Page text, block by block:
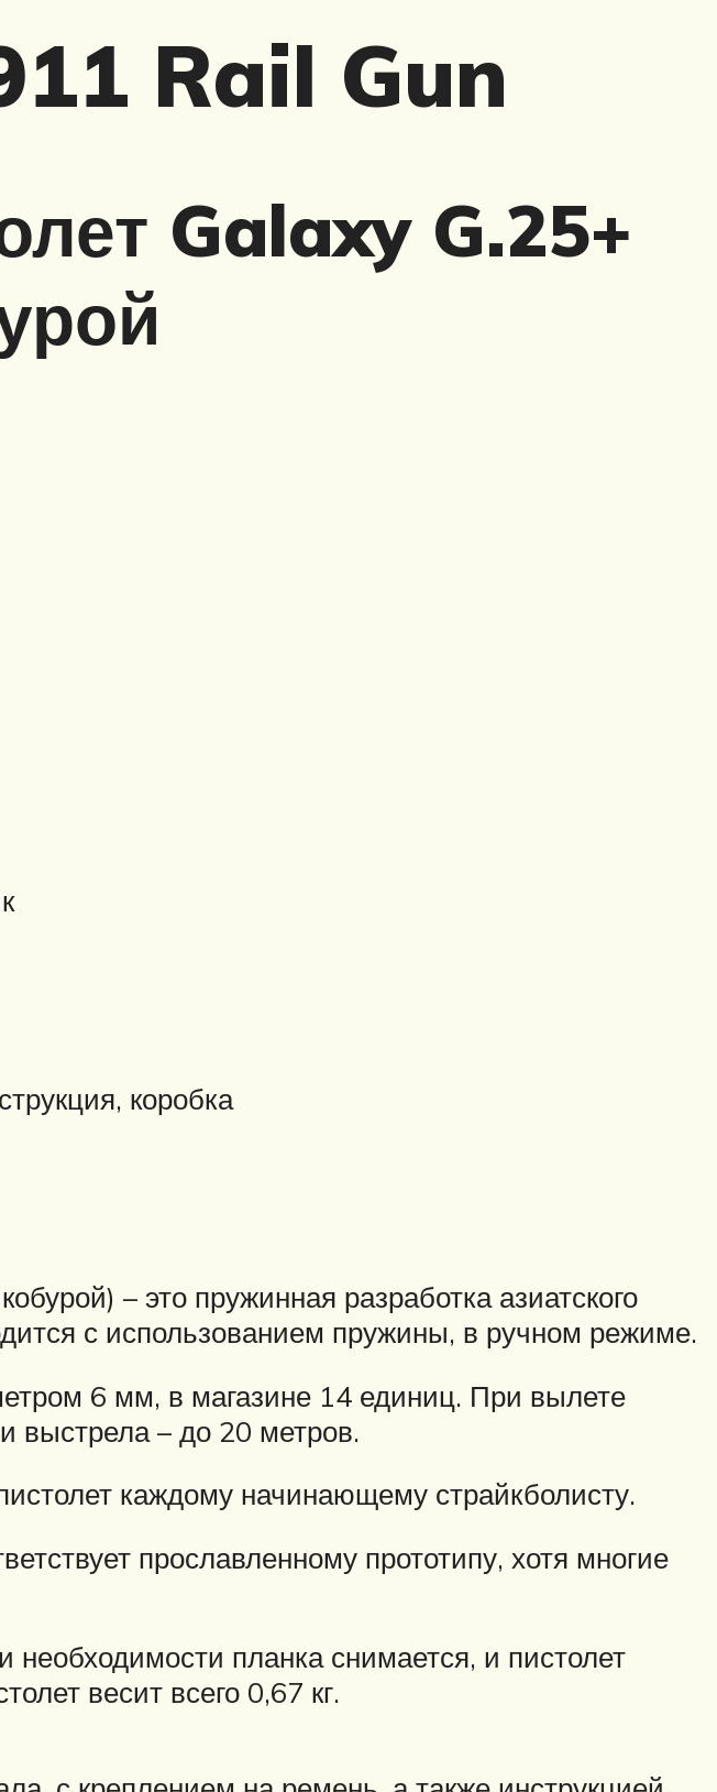
Rail Gun
Galaxy G.25+
коробка
– это пружинная разработка азиатского
с использованием пружины, в ручном режиме.
6 мм, в магазине 14 единиц. При вылете
выстрела – до 20 метров.
каждому начинающему страйкболисту.
прославленному прототипу, хотя многие
планка снимается, и пистолет
весит всего 0,67 кг.